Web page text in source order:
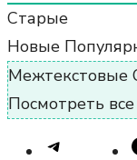
Старые
Новые
Межтекстовые
Посмотреть